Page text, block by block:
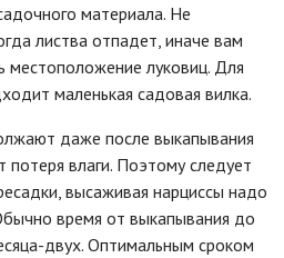
материала. Не
листва отпадет, иначе вам
местоположение луковиц. Для
маленькая садовая вилка.
даже после выкапывания
влаги. Поэтому следует
высаживая нарциссы надо
время от выкапывания до
двух. Оптимальным сроком